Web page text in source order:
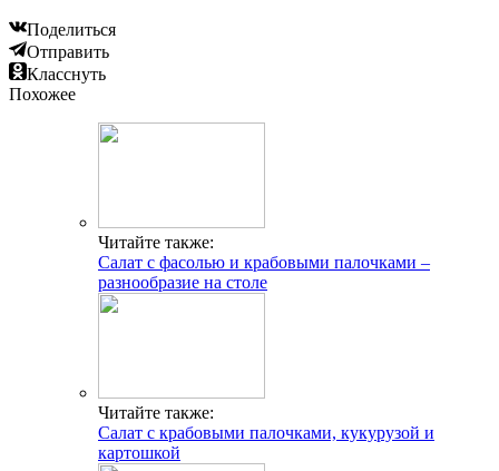
Поделиться
Отправить
Класснуть
Похожее
Читайте также:
Салат с фасолью и крабовыми палочками –
разнообразие на столе
Читайте также:
Салат с крабовыми палочками, кукурузой и
картошкой